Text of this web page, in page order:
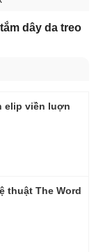
dây da treo
elip viền luợn
thuật The Word